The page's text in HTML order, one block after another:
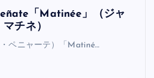
「Matinée」（ジャ
チネ）
ペニャーテ）「Matiné…